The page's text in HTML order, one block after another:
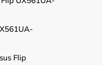
Flip